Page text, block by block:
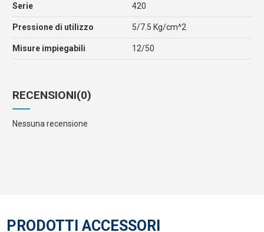
Serie 420
Pressione di utilizzo 5/7.5 Kg/cm^2
Misure impiegabili 12/50
RECENSIONI(0)
Nessuna recensione
PRODOTTI ACCESSORI